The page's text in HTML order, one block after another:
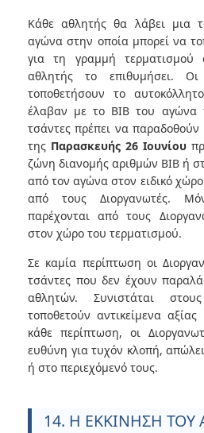
Κάθε αθλητής θα λάβει μια
αγώνα στην οποία μπορεί να
για τη γραμμή
αθλητής το επιθυμήσει.
τοποθετήσουν το
έλαβαν με το BIB του αγώνα
τσάντες πρέπει να
της Παρασκευής 26 Ιουνίου
ζώνη διανομής αριθμών ΒΙΒ ή
από τον αγώνα στον ειδικό
από τους Διοργανωτές.
παρέχονται από τους
στον χώρο του τερματισμού.
Σε καμία περίπτωση οι
τσάντες που δεν έχουν
αθλητών. Συνιστάται
τοποθετούν αντικείμενα
κάθε περίπτωση, οι
ευθύνη για τυχόν κλοπή,
ή στο περιεχόμενό τους.
14. Η ΕΚΚΙΝΗΣΗ ΤΟΥ